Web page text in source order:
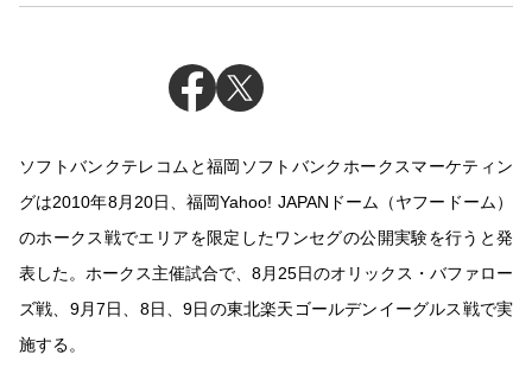
ソフトバンクテレコムと福岡ソフトバンクホークスマーケティン
グは2010年8月20日、福岡Yahoo! JAPANドーム（ヤフードーム）
のホークス戦でエリアを限定したワンセグの公開実験を行うと発
表した。ホークス主催試合で、8月25日のオリックス・バファロー
ズ戦、9月7日、8日、9日の東北楽天ゴールデンイーグルス戦で実
施する。